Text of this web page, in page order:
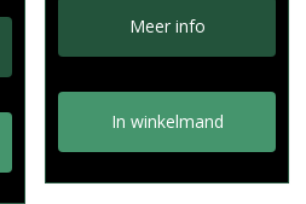
Meer info
In winkelmand